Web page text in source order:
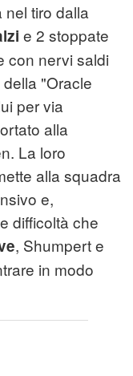
tiro dalla
e 2 stoppate
con nervi saldi
"Oracle
per via
alla
La loro
alla squadra
e,
difficoltà che
, Shumpert e
in modo